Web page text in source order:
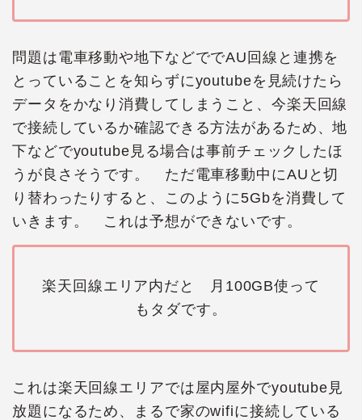
問題は電車移動や地下などででAU回線と連携を
とっていることを知らずにyoutubeを見続けたら
データをかなり消費してしまうこと、今楽天回線
で接続しているか確認できる方法があるため、地
下などでyoutube見る場合は事前チェックしたほ
うが良さそうです。 ただ電車移動中にAUと切
り替わったりすると、このように5Gbを消費して
いきます。 これは予想ができないです。
楽天回線エリア内だと 月100GB使って
もタダです。
これは楽天回線エリアでは屋内屋外でyoutube見
放題になるため、まるで家のwifiに接続している